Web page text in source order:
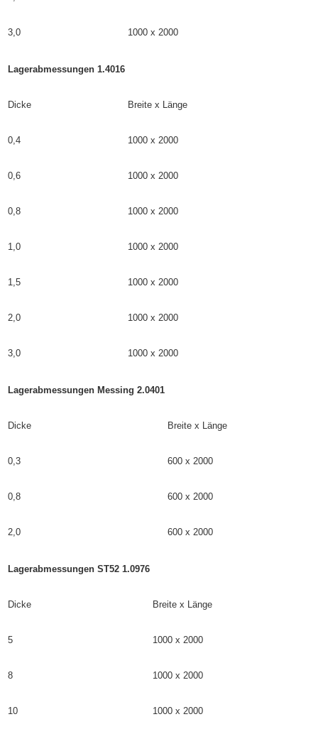
3,0 1000 x 2000
Lagerabmessungen 1.4016
Dicke Breite x Länge
0,4 1000 x 2000
0,6 1000 x 2000
0,8 1000 x 2000
1,0 1000 x 2000
1,5 1000 x 2000
2,0 1000 x 2000
3,0 1000 x 2000
Lagerabmessungen Messing 2.0401
Dicke Breite x Länge
0,3 600 x 2000
0,8 600 x 2000
2,0 600 x 2000
Lagerabmessungen ST52 1.0976
Dicke Breite x Länge
5 1000 x 2000
8 1000 x 2000
10 1000 x 2000